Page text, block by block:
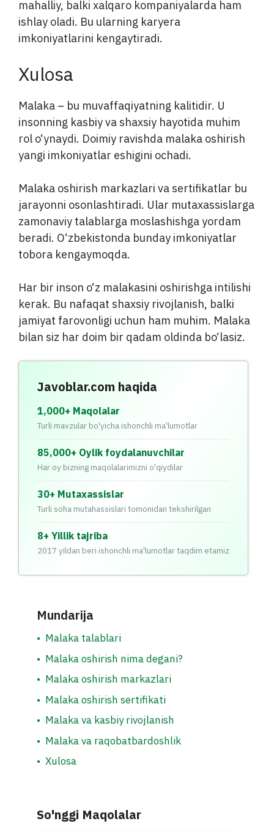
mahalliy, balki xalqaro kompaniyalarda ham
ishlay oladi. Bu ularning karyera
imkoniyatlarini kengaytiradi.
Xulosa
Malaka – bu muvaffaqiyatning kalitidir. U
insonning kasbiy va shaxsiy hayotida muhim
rol o‘ynaydi. Doimiy ravishda malaka oshirish
yangi imkoniyatlar eshigini ochadi.
Malaka oshirish markazlari va sertifikatlar bu
jarayonni osonlashtiradi. Ular mutaxassislarga
zamonaviy talablarga moslashishga yordam
beradi. O‘zbekistonda bunday imkoniyatlar
tobora kengaymoqda.
Har bir inson o‘z malakasini oshirishga intilishi
kerak. Bu nafaqat shaxsiy rivojlanish, balki
jamiyat farovonligi uchun ham muhim. Malaka
bilan siz har doim bir qadam oldinda bo‘lasiz.
Javoblar.com haqida
1,000+ Maqolalar
Turli mavzular bo'yicha ishonchli ma'lumotlar
85,000+ Oylik foydalanuvchilar
Har oy bizning maqolalarimizni o'qiydilar
30+ Mutaxassislar
Turli soha mutahassislari tomonidan tekshirilgan
8+ Yillik tajriba
2017 yildan beri ishonchli ma'lumotlar taqdim etamiz
Mundarija
• Malaka talablari
• Malaka oshirish nima degani?
• Malaka oshirish markazlari
• Malaka oshirish sertifikati
• Malaka va kasbiy rivojlanish
• Malaka va raqobatbardoshlik
• Xulosa
So'nggi Maqolalar